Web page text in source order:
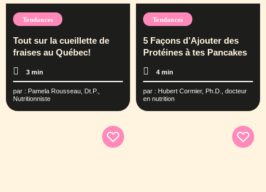
Tendances
Tout sur la cueillette de
fraises au Québec!
3 min
par : Pamela Rousseau, Dt.P.,
Nutritionniste
Tendances
5 Façons d’Ajouter des
Protéines à tes Pancakes
4 min
par : Hubert Cormier, Ph.D., docteur
en nutrition